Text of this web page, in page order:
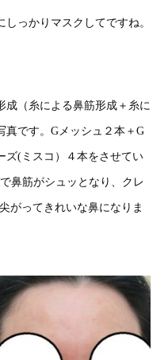
っかりマスクしてですね。
成（糸による鼻筋形成＋糸に
真です。Gメッシュ２本＋G
ズ(ミスコ）４本をさせてい
鼻筋がシュッとなり、クレ
がってきれいな鼻になりま